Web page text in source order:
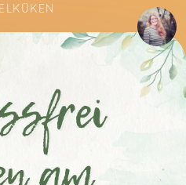
me here...